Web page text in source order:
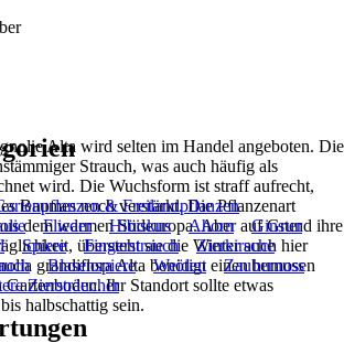
Alta wird selten im Handel angeboten. Die
Strauch, was auch häufig als
wird. Die Wuchsform ist straff aufrecht,
Baumes noch verstärkt. Die Pflanzenart
dem warmen Südeuropa. Aber auf Grund ihre
übersteht sie die Winter auch hier
grandiflora Alta benötigt einen humosen
Gartenboden. Ihr Standort sollte etwas
halbschattig sein.
& Freilandpflanzen
Flieder Hibiskus Ahorn
Ginster
Spiere Fingerstrauch
Zierkirsche
Blasenspiere Weiden
Zaubernuss
Ziersträucher